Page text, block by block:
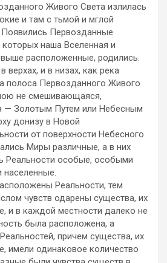
Живого Света излилась
и там с тьмой и мглой
Первозданные
наша Вселенная и
расположенные, родились.
верхах, и в низах, как река
полоса Первозданного Живого
не смешивающаяся,
— Золотым Путем или Небесным
донизу в Новой
от поверхности Небесного
Миры различные, а в них
Реальности особые, особыми
населенные.
Реальности, тем
чувств одарены существа, их
и в каждой местности далеко не
была расположена, а
причем существа, их
имели одинаковое количество